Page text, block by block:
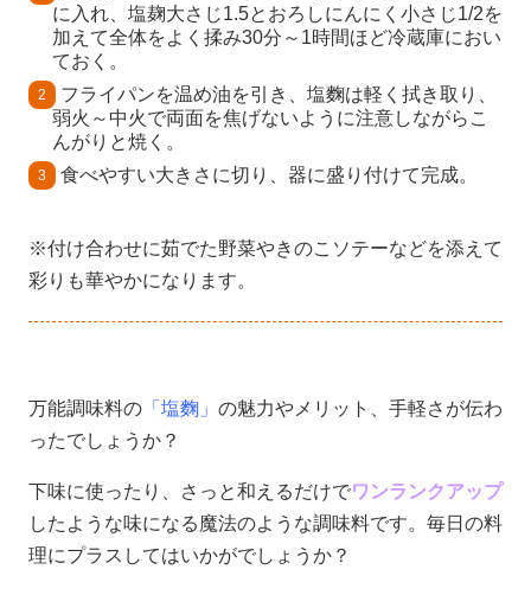
に入れ、塩麹大さじ1.5とおろしにんにく小さじ1/2を
加えて全体をよく揉み30分～1時間ほど冷蔵庫におい
ておく。
フライパンを温め油を引き、塩麴は軽く拭き取り、
弱火～中火で両面を焦げないように注意しながらこ
んがりと焼く。
食べやすい大きさに切り、器に盛り付けて完成。
※付け合わせに茹でた野菜やきのこソテーなどを添えて
彩りも華やかになります。
万能調味料の「塩麴」 の魅力やメリット、手軽さが伝わ
ったでしょうか？
下味に使ったり、さっと和えるだけでワンランクアップ
したような味になる魔法のような調味料です。毎日の料
理にプラスしてはいかがでしょうか？